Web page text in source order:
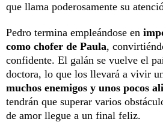
que llama poderosamente su
Pedro termina empleándose en
como chofer de Paula,
confidente. El galán se vuelve el
doctora, lo que los llevará a vivir
muchos enemigos y unos pocos
tendrán que superar varios
de amor llegue a un final feliz.